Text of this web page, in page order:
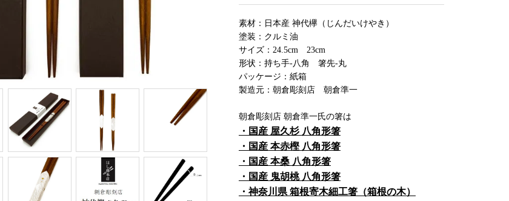
素材：日本産 神代欅（じんだいけやき）
塗装：クルミ油
サイズ：24.5cm 23cm
形状：持ち手-八角 箸先-丸
パッケージ：紙箱
製造元：朝倉彫刻店 朝倉準一
朝倉彫刻店 朝倉準一氏の箸は
・国産 屋久杉 八角形箸
・国産 本赤樫 八角形箸
・国産 本桑 八角形箸
・国産 鬼胡桃 八角形箸
・神奈川県 箱根寄木細工箸（箱根の木）